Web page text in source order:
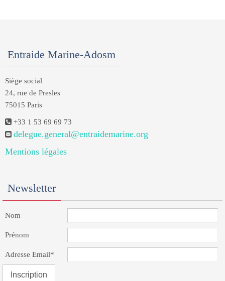
Entraide Marine-Adosm
Siège social
24, rue de Presles
75015 Paris
+33 1 53 69 69 73
delegue.general@entraidemarine.org
Mentions légales
Newsletter
Nom
Prénom
Adresse Email*